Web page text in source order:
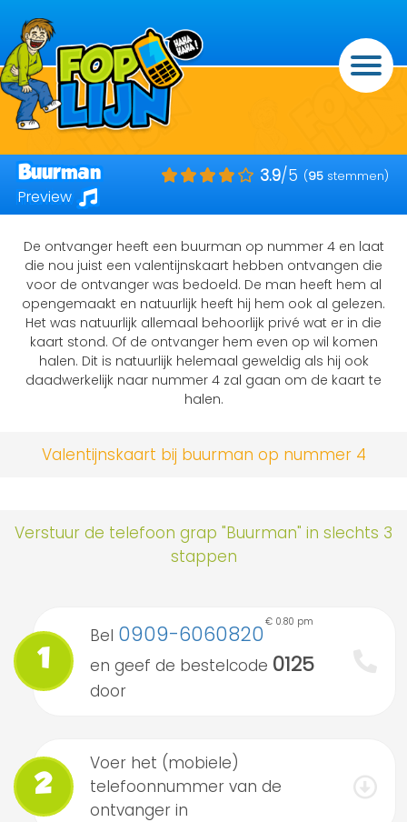
Buurman 3.9/5 (95 stemmen)
Preview
De ontvanger heeft een buurman op nummer 4 en laat
die nou juist een valentijnskaart hebben ontvangen die
voor de ontvanger was bedoeld. De man heeft hem al
opengemaakt en natuurlijk heeft hij hem ook al gelezen.
Het was natuurlijk allemaal behoorlijk privé wat er in die
kaart stond. Of de ontvanger hem even op wil komen
halen. Dit is natuurlijk helemaal geweldig als hij ook
daadwerkelijk naar nummer 4 zal gaan om de kaart te
halen.
Valentijnskaart bij buurman op nummer 4
Verstuur de telefoon grap "Buurman" in slechts 3
stappen
1
Bel 0909-6060820€ 0.80 pm
en geef de bestelcode 0125
door
2
Voer het (mobiele)
telefoonnummer van de
ontvanger in